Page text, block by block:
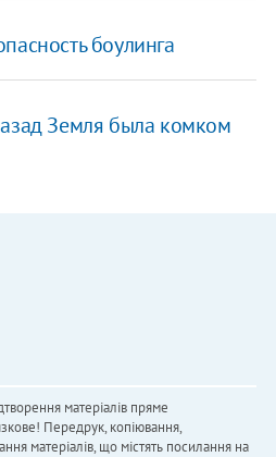
боулинга
Земля была комком
матеріалів пряме
Передрук, копіювання,
матеріалів, що містять посилання на